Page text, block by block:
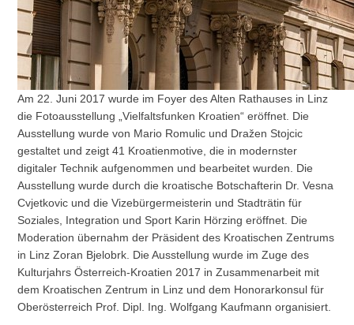
Am 22. Juni 2017 wurde im Foyer des Alten Rathauses in Linz
die Fotoausstellung „Vielfaltsfunken Kroatien“ eröffnet. Die
Ausstellung wurde von Mario Romulic und Dražen Stojcic
gestaltet und zeigt 41 Kroatienmotive, die in modernster
digitaler Technik aufgenommen und bearbeitet wurden. Die
Ausstellung wurde durch die kroatische Botschafterin Dr. Vesna
Cvjetkovic und die Vizebürgermeisterin und Stadträtin für
Soziales, Integration und Sport Karin Hörzing eröffnet. Die
Moderation übernahm der Präsident des Kroatischen Zentrums
in Linz Zoran Bjelobrk. Die Ausstellung wurde im Zuge des
Kulturjahrs Österreich-Kroatien 2017 in Zusammenarbeit mit
dem Kroatischen Zentrum in Linz und dem Honorarkonsul für
Oberösterreich Prof. Dipl. Ing. Wolfgang Kaufmann organisiert.